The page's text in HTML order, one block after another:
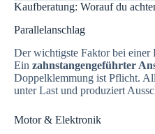
Kaufberatung: Worauf du
Parallelanschlag
Der wichtigste Faktor bei einer
Ein zahnstangengeführter
Doppelklemmung ist Pflicht.
unter Last und produziert
Motor & Elektronik